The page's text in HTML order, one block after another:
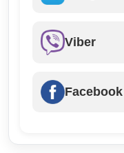
Viber
Facebook